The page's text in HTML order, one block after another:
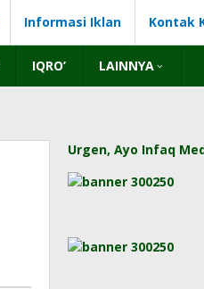
Informasi Iklan Kontak
IQRO’ LAINNYA
Urgen, Ayo Infaq